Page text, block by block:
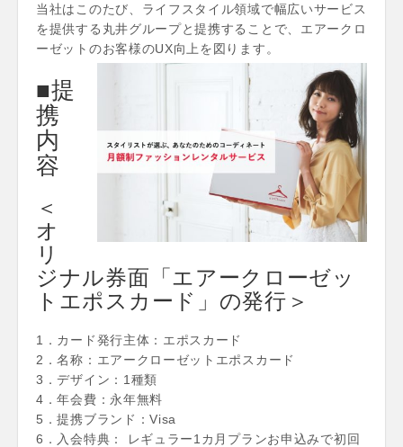
当社はこのたび、ライフスタイル領域で幅広いサービス
を提供する丸井グループと提携することで、エアークロ
ーゼットのお客様のUX向上を図ります。
■提
携
内
容
＜
オ
リ
ジナル券面「エアークローゼッ
トエポスカード」の発行＞
1．カード発行主体：エポスカード
2．名称：エアークローゼットエポスカード
3．デザイン：1種類
4．年会費：永年無料
5．提携ブランド：Visa
6．入会特典： レギュラー1カ月プランお申込みで初回